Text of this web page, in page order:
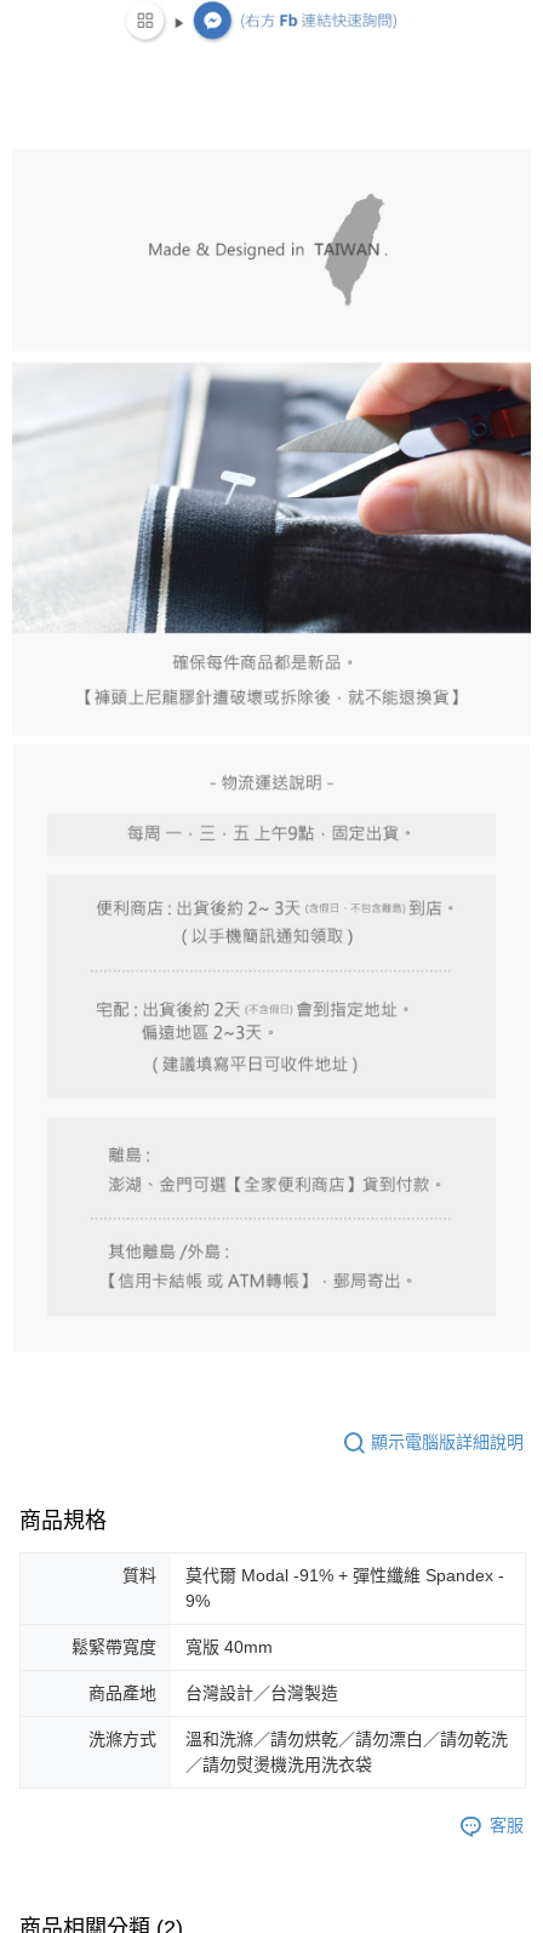
顯示電腦版詳細說明
商品規格
質料
莫代爾 Modal -91% + 彈性纖維 Spandex -
9%
鬆緊帶寬度 寬版 40mm
商品產地 台灣設計／台灣製造
洗滌方式
溫和洗滌／請勿烘乾／請勿漂白／請勿乾洗
／請勿熨燙機洗用洗衣袋
客服
商品相關分類 (2)